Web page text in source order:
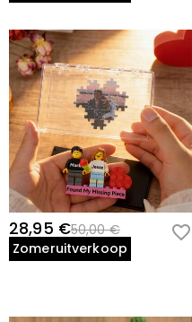
28,95 €50,00 €
Zomeruitverkoop